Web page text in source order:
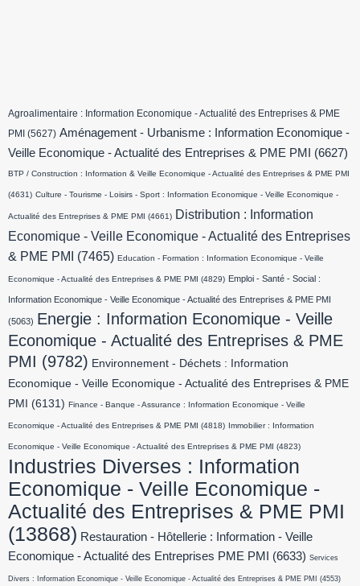
Agroalimentaire : Information Economique - Actualité des Entreprises & PME
PMI (5627) Aménagement - Urbanisme : Information Economique -
Veille Economique - Actualité des Entreprises & PME PMI
(6627)
BTP / Construction : Information & Veille Economique - Actualité des Entreprises & PME PMI
(4631) Culture - Tourisme - Loisirs - Sport : Information Economique - Veille Economique -
Actualité des Entreprises & PME PMI (4661) Distribution : Information
Economique - Veille Economique - Actualité des Entreprises
& PME PMI
(7465) Education - Formation : Information Economique - Veille
Economique - Actualité des Entreprises & PME PMI (4829) Emploi - Santé - Social :
Information Economique - Veille Economique - Actualité des Entreprises & PME PMI
(5063) Energie : Information Economique - Veille
Economique - Actualité des Entreprises & PME
PMI (9782) Environnement - Déchets : Information
Economique - Veille Economique - Actualité des Entreprises & PME
PMI
(6131) Finance - Banque - Assurance : Information Economique - Veille
Economique - Actualité des Entreprises & PME PMI (4818) Immobilier : Information
Economique - Veille Economique - Actualité des Entreprises & PME PMI (4823)
Industries Diverses : Information
Economique - Veille Economique -
Actualité des Entreprises & PME PMI
(13868) Restauration - Hôtellerie : Information - Veille
Economique - Actualité des Entreprises PME PMI
(6633) Services
Divers : Information Economique - Veille Economique - Actualité des Entreprises & PME PMI (4553)